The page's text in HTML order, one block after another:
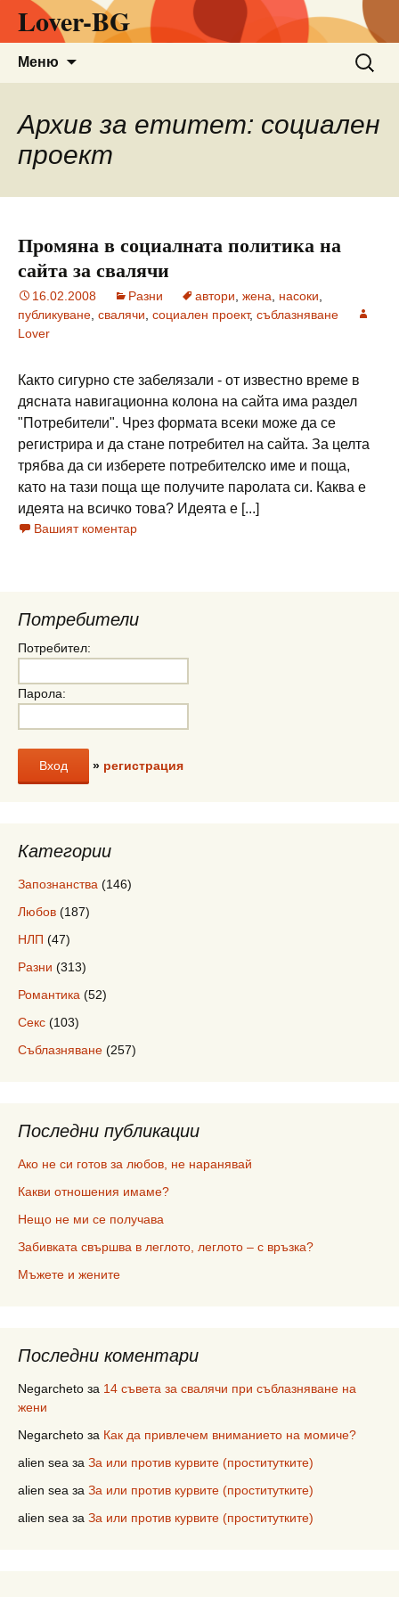
Lover-BG
Меню
за:
Архив за етитет: социален
проект
Промяна в социалната политика на
сайта за свалячи
16.02.2008 Разни автори жена насоки
публикуване свалячи социален проект, съблазняване
Lover
Както сигурно сте забелязали - от известно време в
дясната навигационна колона на сайта има раздел
"Потребители". Чрез формата всеки може да се
регистрира и да стане потребител на сайта. За целта
трябва да си изберете потребителско име и поща,
като на тази поща ще получите паролата си. Каква е
идеята на всичко това? Идеята е [...]
Вашият коментар
Потребители
Потребител:
Парола:
» регистрация
Категории
Запознанства (146)
Любов (187)
НЛП (47)
Разни (313)
Романтика (52)
Секс (103)
Съблазняване (257)
Последни публикации
Ако не си готов за любов, не наранявай
Какви отношения имаме?
Нещо не ми се получава
Забивката свършва в леглото, леглото – с връзка?
Мъжете и жените
Последни коментари
Negarcheto за 14 съвета за свалячи при съблазняване на
жени
Negarcheto за Как да привлечем вниманието на момиче?
alien sea за За или против курвите (проститутките)
alien sea за За или против курвите (проститутките)
alien sea за За или против курвите (проститутките)